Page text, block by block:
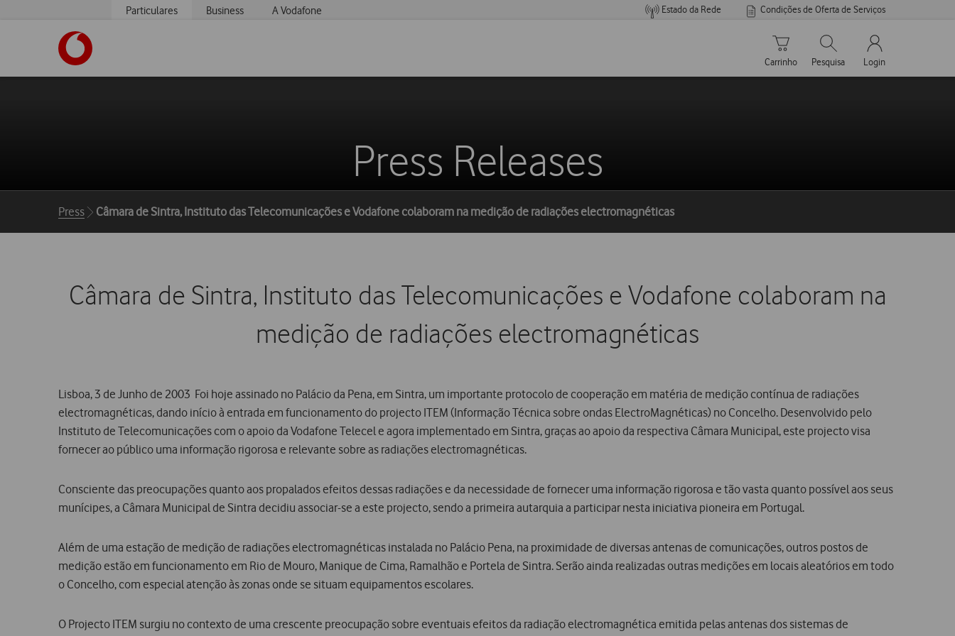
Particulares Business A Vodafone Estado da Rede Condições de Oferta de Serviços
Carrinho de compras
Carrinho
Pesquisar
Pesquisa
My Vodafone
Login
Press Releases
Breadcrumbs
Press Câmara de Sintra, Instituto das Telecomunicações e Vodafone colaboram na medição de radiações electromagnéticas
Câmara de Sintra, Instituto das Telecomunicações e Vodafone colaboram na
medição de radiações electromagnéticas
Lisboa, 3 de Junho de 2003  Foi hoje assinado no Palácio da Pena, em Sintra, um importante protocolo de cooperação em matéria de medição contínua de radiações
electromagnéticas, dando início à entrada em funcionamento do projecto ITEM (Informação Técnica sobre ondas ElectroMagnéticas) no Concelho. Desenvolvido pelo
Instituto de Telecomunicações com o apoio da Vodafone Telecel e agora implementado em Sintra, graças ao apoio da respectiva Câmara Municipal, este projecto visa
fornecer ao público uma informação rigorosa e relevante sobre as radiações electromagnéticas.
Consciente das preocupações quanto aos propalados efeitos dessas radiações e da necessidade de fornecer uma informação rigorosa e tão vasta quanto possível aos seus
munícipes, a Câmara Municipal de Sintra decidiu associar-se a este projecto, sendo a primeira autarquia a participar nesta iniciativa pioneira em Portugal.
Além de uma estação de medição de radiações electromagnéticas instalada no Palácio Pena, na proximidade de diversas antenas de comunicações, outros postos de
medição estão em funcionamento em Rio de Mouro, Manique de Cima, Ramalhão e Portela de Sintra. Serão ainda realizadas outras medições em locais aleatórios em todo
o Concelho, com especial atenção às zonas onde se situam equipamentos escolares.
O Projecto ITEM surgiu no contexto de uma crescente preocupação sobre eventuais efeitos da radiação electromagnética emitida pelas antenas dos sistemas de